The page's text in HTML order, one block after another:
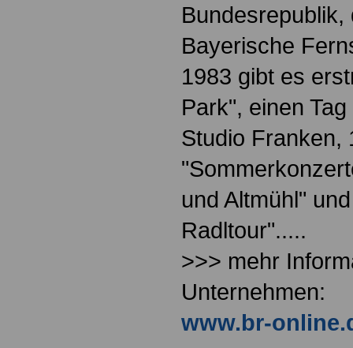
Bundesrepublik,
Bayerische
1983 gibt es
Park", einen
Studio Franken,
und Altmühl"
Radltour".....
>>> mehr
Unternehmen:
www.br-